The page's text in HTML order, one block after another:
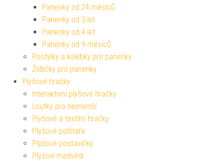
Panenky od 24 měsíců
Panenky od 3 let
Panenky od 4 let
Panenky od 9 měsíců
Postýlky a kolébky pro panenky
Židličky pro panenky
Plyšové hračky
Interaktivní plyšové hračky
Loutky pro nejmenší
Plyšové a textilní hračky
Plyšové polštáře
Plyšové postavičky
Plyšoví medvědi